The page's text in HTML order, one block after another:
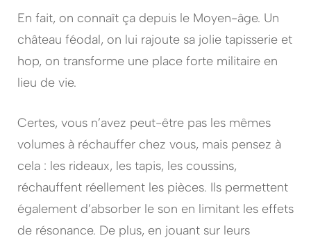
En fait, on connaît ça depuis le Moyen-âge. Un
château féodal, on lui rajoute sa jolie tapisserie et
hop, on transforme une place forte militaire en
lieu de vie.
Certes, vous n’avez peut-être pas les mêmes
volumes à réchauffer chez vous, mais pensez à
cela : les rideaux, les tapis, les coussins,
réchauffent réellement les pièces. Ils permettent
également d’absorber le son en limitant les effets
de résonance. De plus, en jouant sur leurs